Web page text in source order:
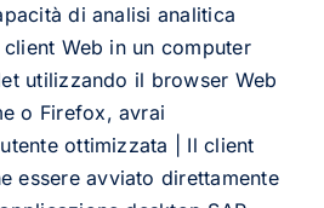
di analisi analitica
Web in un computer
utilizzando il browser Web
o Firefox, avrai
utente ottimizzata | Il client
essere avviato direttamente